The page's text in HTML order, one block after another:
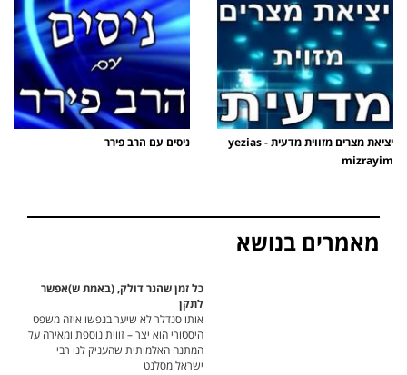
יציאת מצרים מזווית מדעית - yezias
mizrayim
ניסים עם הרב פירר
מאמרים בנושא
כל זמן שהנר דולק, (באמת ש)אפשר
לתקן
אותו סנדלר לא שיער בנפשו איזה משפט
היסטורי הוא יצר – זווית נוספת ומאירה על
המתנה האלמותית שהעניק לנו רבי
ישראל מסלנט